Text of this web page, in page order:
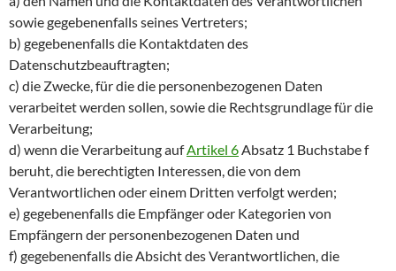
sowie gegebenenfalls seines Vertreters;
b) gegebenenfalls die Kontaktdaten des
Datenschutzbeauftragten;
c) die Zwecke, für die die personenbezogenen Daten
verarbeitet werden sollen, sowie die Rechtsgrundlage für die
Verarbeitung;
d) wenn die Verarbeitung aufArtikel 6Absatz 1 Buchstabe f
beruht, die berechtigten Interessen, die von dem
Verantwortlichen oder einem Dritten verfolgt werden;
e) gegebenenfalls die Empfänger oder Kategorien von
Empfängern der personenbezogenen Daten und
f) gegebenenfalls die Absicht des Verantwortlichen, die